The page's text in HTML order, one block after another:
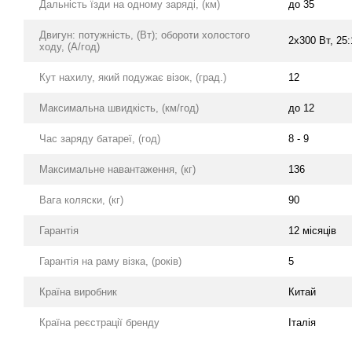
Дальність їзди на одному заряді, (км) до 35
Двигун: потужність, (Вт); обороти холостого
ходу, (А/год)
2х300 Вт,
Кут нахилу, який подужає візок, (град.) 12
Максимальна швидкість, (км/год) до 12
Час заряду батареї, (год) 8 - 9
Максимальне навантаження, (кг) 136
Вага коляски, (кг) 90
Гарантія 12 місяців
Гарантія на раму візка, (років) 5
Країна виробник Китай
Країна реєстрації бренду Італія